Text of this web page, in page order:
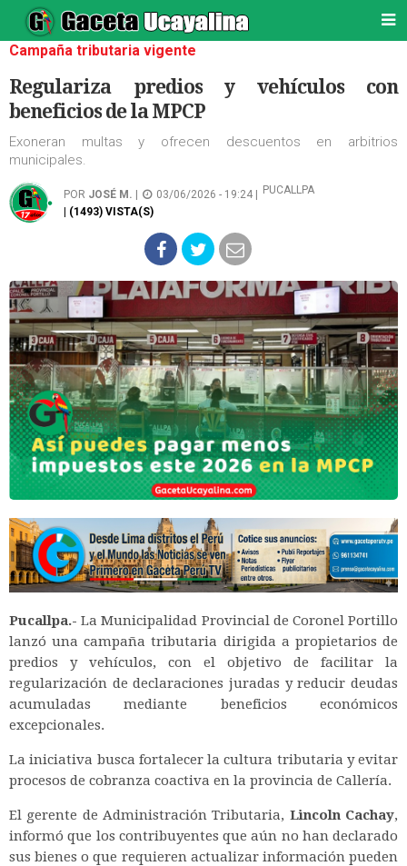
Campaña tributaria vigente
Regulariza predios y vehículos con
beneficios de la MPCP
Exoneran multas y ofrecen descuentos en arbitrios
municipales.
POR JOSÉ M. 03/06/2026 - 19:24 |
PUCALLPA
| (1493) VISTA(S)
Pucallpa.- La Municipalidad Provincial de Coronel Portillo
lanzó una campaña tributaria dirigida a propietarios de
predios y vehículos, con el objetivo de facilitar la
regularización de declaraciones juradas y reducir deudas
acumuladas mediante beneficios económicos
excepcionales.
La iniciativa busca fortalecer la cultura tributaria y evitar
procesos de cobranza coactiva en la provincia de Callería.
El gerente de Administración Tributaria, Lincoln Cachay,
informó que los contribuyentes que aún no han declarado
sus bienes o que requieren actualizar información pueden